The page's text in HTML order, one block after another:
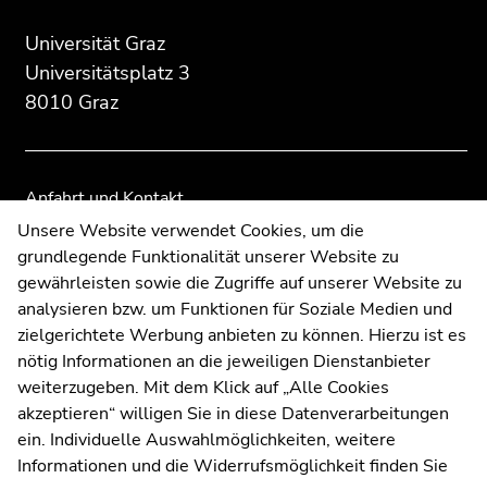
Seitenbereichs:
Zusatzinformationen:
Universität Graz
Universitätsplatz 3
8010 Graz
Anfahrt und Kontakt
Kommunikation und Öffentlichkeitsarbeit
Moodle
UNIGRAZonline
Impressum
Datenschutzerklärung
Cookie-Einstellungen
Barrierefreiheitserklärung
Seitenbereichs.
Übersicht
Seitenbereichs.
Übersicht
Unsere Website verwendet Cookies, um die
grundlegende Funktionalität unserer Website zu
gewährleisten sowie die Zugriffe auf unserer Website zu
analysieren bzw. um Funktionen für Soziale Medien und
zielgerichtete Werbung anbieten zu können. Hierzu ist es
nötig Informationen an die jeweiligen Dienstanbieter
weiterzugeben. Mit dem Klick auf „Alle Cookies
akzeptieren“ willigen Sie in diese Datenverarbeitungen
ein. Individuelle Auswahlmöglichkeiten, weitere
Informationen und die Widerrufsmöglichkeit finden Sie